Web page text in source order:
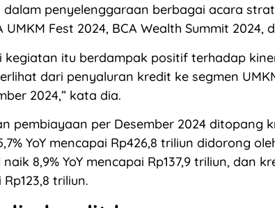
dalam penyelenggaraan berbagai acara
UMKM Fest 2024, BCA Wealth Summit 2024,
kegiatan itu berdampak positif terhadap
dari penyaluran kredit ke segmen
2024,” kata dia.
pembiayaan per Desember 2024 ditopang
YoY mencapai Rp426,8 triliun didorong
8,9% YoY mencapai Rp137,9 triliun, dan
triliun.